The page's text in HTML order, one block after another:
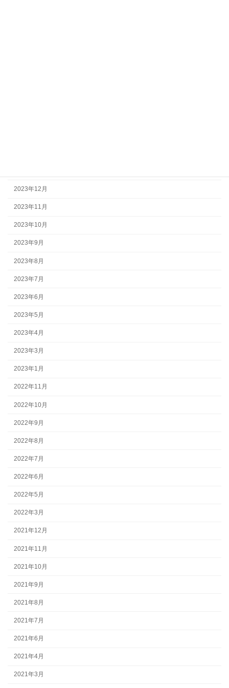
2023年12月
2023年11月
2023年10月
2023年9月
2023年8月
2023年7月
2023年6月
2023年5月
2023年4月
2023年3月
2023年1月
2022年11月
2022年10月
2022年9月
2022年8月
2022年7月
2022年6月
2022年5月
2022年3月
2021年12月
2021年11月
2021年10月
2021年9月
2021年8月
2021年7月
2021年6月
2021年4月
2021年3月